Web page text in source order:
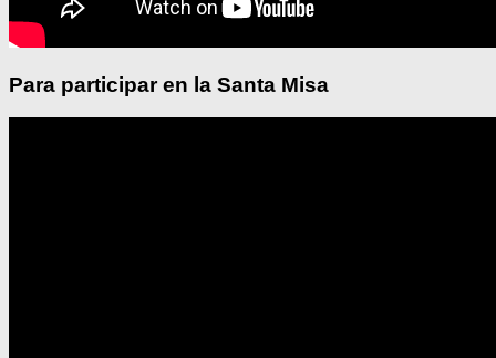
Para participar en la Santa Misa